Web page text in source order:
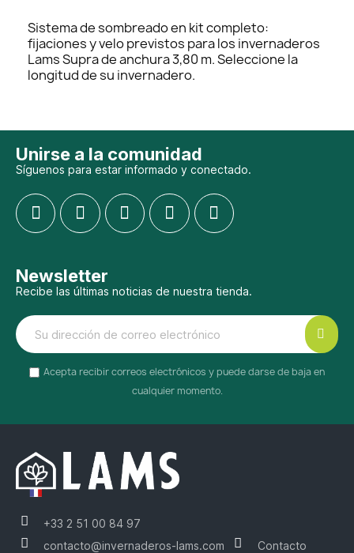
Sistema de sombreado en kit completo:
fijaciones y velo previstos para los invernaderos
Lams Supra de anchura 3,80 m. Seleccione la
longitud de su invernadero.
Unirse a la comunidad
Síguenos para estar informado y conectado.
Newsletter
Recibe las últimas noticias de nuestra tienda.
Acepta recibir correos electrónicos y puede darse de baja en
cualquier momento.
+33 2 51 00 84 97
contacto@invernaderos-lams.com
Contacto